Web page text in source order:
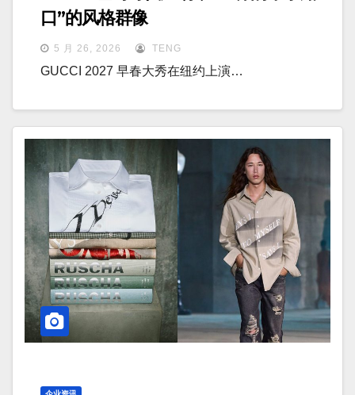
口”的风格群像
5 月 26, 2026 TENG
GUCCI 2027 早春大秀在纽约上演…